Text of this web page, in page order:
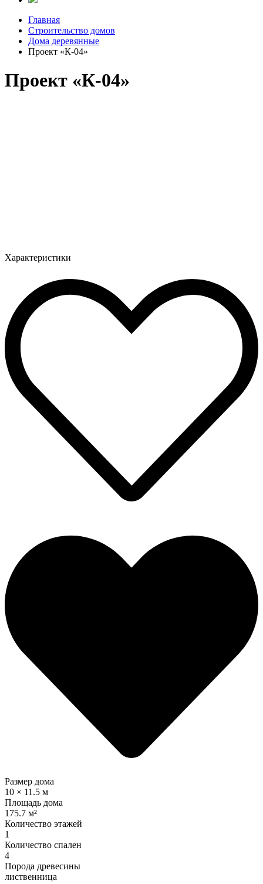
Главная
Строительство домов
Дома деревянные
Проект «К-04»
Проект «К-04»
Характеристики
Размер дома
10 × 11.5 м
Площадь дома
175.7 м²
Количество этажей
1
Количество спален
4
Порода древесины
лиственница